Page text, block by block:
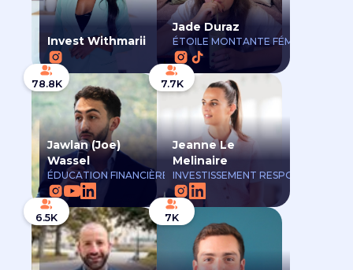
Invest Withmarii
Jade Duraz
ÉTOILE MONTANTE FÉMININE
78.8K
Jawlan (Joe)
Wassel
ÉDUCATION FINANCIÈRE
7.7K
Jeanne Le
Melinaire
INVESTISSEMENT RESPONSABLE
6.5K 7K